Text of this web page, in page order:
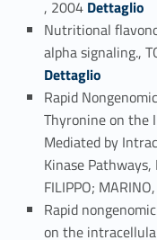
, 2004 Dettaglio
Nutritional
alpha signaling.,
Dettaglio
Rapid
Thyronine on the
Mediated by
Kinase Pathways,
FILIPPO;
Rapid
on the